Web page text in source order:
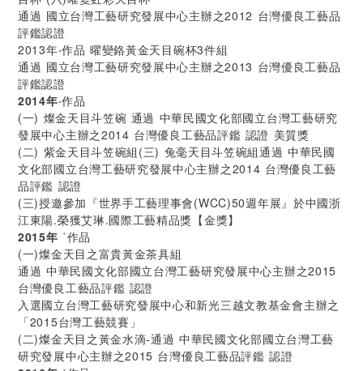
通過 國立台灣工藝研究發展中心主辦之2012 台灣優良工藝品
評鑑認證
2013年‧作品 曜變鉻黃金天目碗杯3件組
通過 國立台灣工藝研究發展中心主辦之2013 台灣優良工藝品
評鑑認證
2014年‧作品
(一) 燦金天目斗笠碗 通過 中華民國文化部國立台灣工藝研究
發展中心主辦之2014 台灣優良工藝品評鑑 認證 美質獎
(二) 紫金天目斗笠碗組(三) 兔毫天目斗笠碗組通過 中華民國
文化部國立台灣工藝研究發展中心主辦之2014 台灣優良工藝
品評鑑 認證
(三)授邀參加『世界手工藝理事會(WCC)50週年展』於中國浙
江東陽.榮獲艾琳.國際工藝精品獎【金獎】
2015年 ˙作品
(一)燦金天目之富貴黃金茶具組
通過 中華民國文化部國立台灣工藝研究發展中心主辦之2015
台灣優良工藝品評鑑 認證
入選國立台灣工藝研究發展中心和新光三越文教基金會主辦之
「2015台灣工藝競賽」
(二)燦金天目之黃金水滴-通過 中華民國文化部國立台灣工藝
研究發展中心主辦之2015 台灣優良工藝品評鑑 認證